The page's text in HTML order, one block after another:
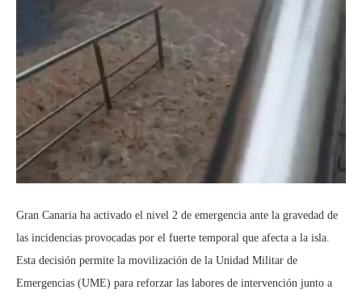
Gran Canaria ha activado el nivel 2 de emergencia ante la gravedad de
las incidencias provocadas por el fuerte temporal que afecta a la isla.
Esta decisión permite la movilización de la Unidad Militar de
Emergencias (UME) para reforzar las labores de intervención junto a